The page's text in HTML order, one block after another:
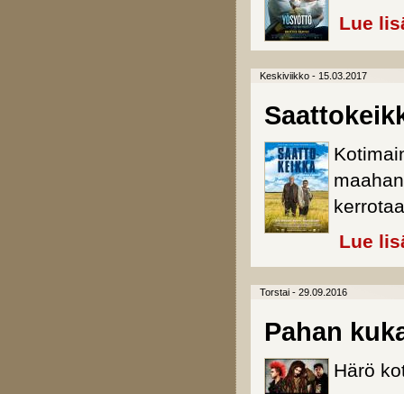
Lue
Keskiviikko - 15.03.2017
Lue
Torstai - 29.09.2016
Pahan
Härö